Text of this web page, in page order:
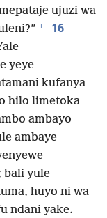
ujuzi wa
+ 16
yeye
kufanya
hilo limetoka
ambayo
ambaye
bali yule
huyo ni wa
ndani yake.